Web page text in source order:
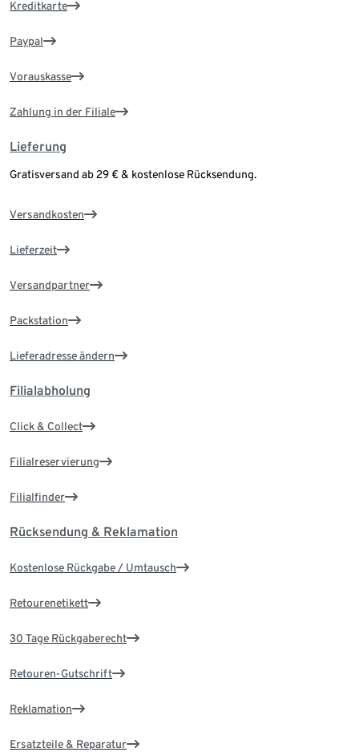
Kreditkarte
Paypal
Vorauskasse
Zahlung in der Filiale
Lieferung
Gratisversand ab 29 € & kostenlose Rücksendung.
Versandkosten
Lieferzeit
Versandpartner
Packstation
Lieferadresse ändern
Filialabholung
Click & Collect
Filialreservierung
Filialfinder
Rücksendung & Reklamation
Kostenlose Rückgabe / Umtausch
Retourenetikett
30 Tage Rückgaberecht
Retouren-Gutschrift
Reklamation
Ersatzteile & Reparatur